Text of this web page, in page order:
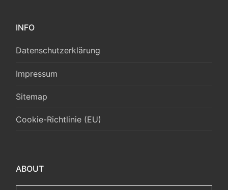
INFO
Datenschutzerklärung
Impressum
Sitemap
Cookie-Richtlinie (EU)
ABOUT